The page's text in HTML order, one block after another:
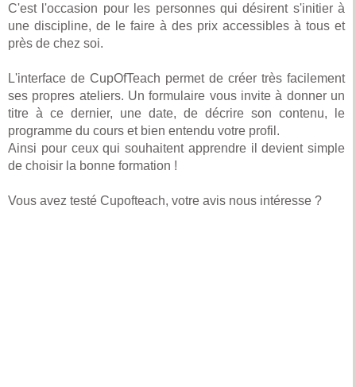
C'est l'occasion pour les personnes qui désirent s'initier à
une discipline, de le faire à des prix accessibles à tous et
près de chez soi.
L'interface de CupOfTeach permet de créer très facilement
ses propres ateliers. Un formulaire vous invite à donner un
titre à ce dernier, une date, de décrire son contenu, le
programme du cours et bien entendu votre profil.
Ainsi pour ceux qui souhaitent apprendre il devient simple
de choisir la bonne formation !
Vous avez testé Cupofteach, votre avis nous intéresse ?